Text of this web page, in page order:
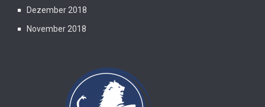
Dezember 2018
November 2018